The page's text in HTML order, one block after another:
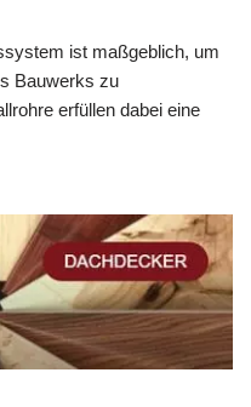
ist maßgeblich, um
Bauwerks zu
erfüllen dabei eine